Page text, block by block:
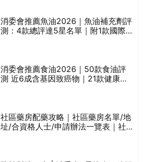
消委會推薦魚油2026｜魚油補充劑評
測：4款總評達5星名單｜附1款國際
消委會推薦食油2026｜50款食油評
測 近6成含基因致癌物｜21款健康煮
社區藥房配藥攻略｜社區藥房名單/地
址/合資格人士/申請辦法一覽表｜社